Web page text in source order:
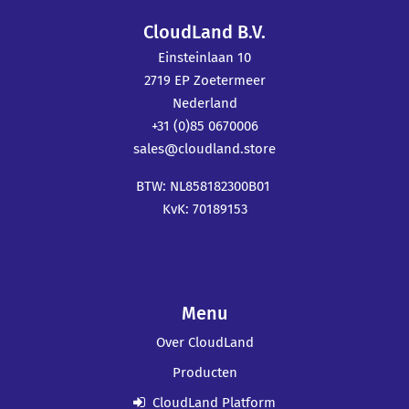
CloudLand B.V.
Einsteinlaan 10
2719 EP Zoetermeer
Nederland
+31 (0)85 0670006
sales@cloudland.store
BTW: NL858182300B01
KvK: 70189153
Menu
Over CloudLand
Producten
CloudLand Platform